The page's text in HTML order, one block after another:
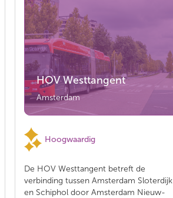
HOV Westtangent
Amsterdam
Hoogwaardig
De HOV Westtangent betreft de
verbinding tussen Amsterdam Sloterdijk
en Schiphol door Amsterdam Nieuw-